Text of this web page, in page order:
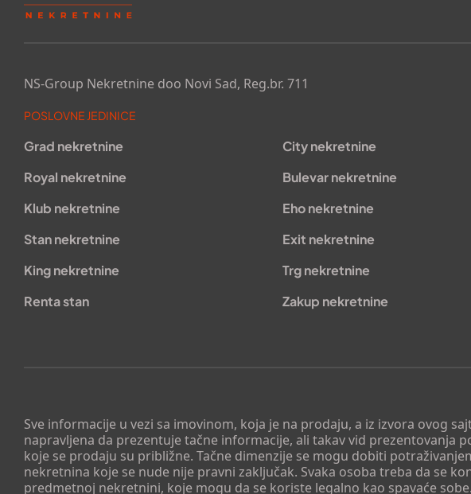
Sve informacije u vezi sa imovinom, koja je na prodaju, a iz izvora ovog
napravljena da prezentuje tačne informacije, ali takav vid prezentovanja
koje se prodaju su približne. Tačne dimenzije se mogu dobiti
nekretnina koje se nude nije pravni zaključak. Svaka osoba treba da se
predmetnoj nekretnini, koje mogu da se koriste legalno kao spavaće sobe.
NS-Group Nekretnine doo Novi Sad, Reg.br. 711
POSLOVNE JEDINICE
Grad nekretnine City nekretnine
Royal nekretnine
Bulevar nekretnine
Klub nekretnine
Eho nekretnine
Stan nekretnine
Exit nekretnine
King nekretnine
Trg nekretnine
Renta stan
Zakup nekretnine